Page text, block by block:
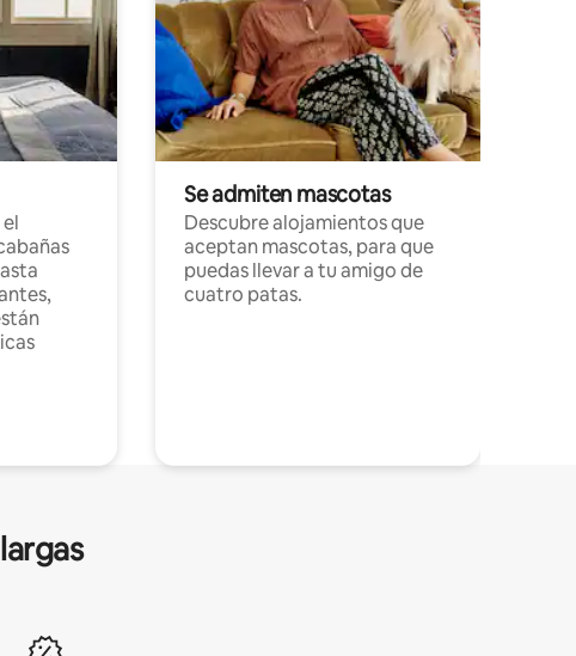
Se admiten mascotas
Descubre alojamientos que
aceptan mascotas, para que
puedas llevar a tu amigo de
cuatro patas.